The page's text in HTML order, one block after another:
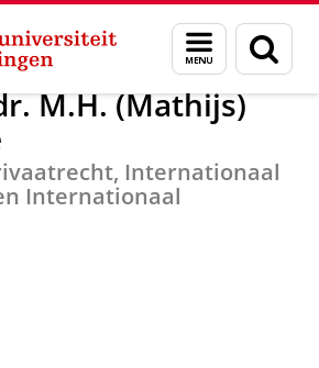
Menu
en
zoeken
mr. dr. M.H. (Mathijs) ten Wolde
M.H. (Mathijs)
Internationaal
Internationaal